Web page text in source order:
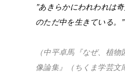
”あきらかにわれわれは
のただ中を生きている。”
（中平卓馬『なぜ、植
像論集』（ちくま学芸